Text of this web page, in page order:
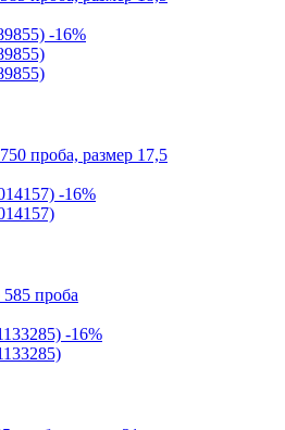
-16%
проба, размер 17,5
-16%
проба
-16%